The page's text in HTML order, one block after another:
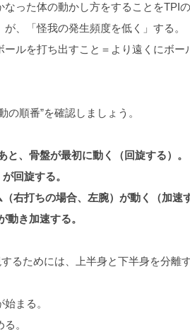
なった体の動かし方をすることをTPI
が、「怪我の発生頻度を低く」する。
ールを打ち出すこと＝より遠くにボ
の順番”を確認しましょう。
、骨盤が最初に動く（回旋する）。
回旋する。
右打ちの場合、左腕）が動く（加速
き加速する。
するためには、上半身と下半身を分離
まる。
。